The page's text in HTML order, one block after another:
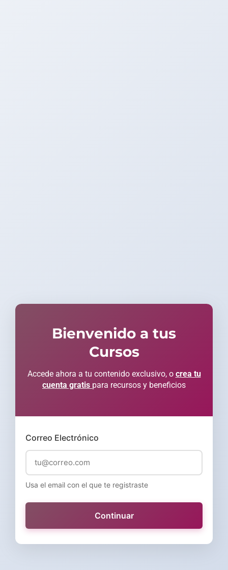
Bienvenido a tus
Cursos
Accede ahora a tu contenido exclusivo, o crea tu
cuenta gratis para recursos y beneficios
Correo Electrónico
Usa el email con el que te registraste
Continuar